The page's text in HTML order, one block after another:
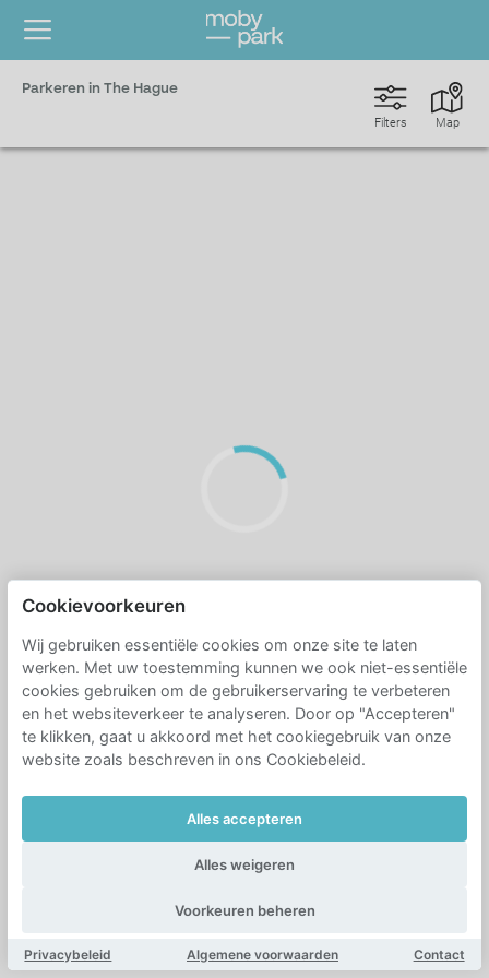
Parkeren in The Hague
Map
Filters
Cookievoorkeuren
Wij gebruiken essentiële cookies om onze site te laten
werken. Met uw toestemming kunnen we ook niet-essentiële
cookies gebruiken om de gebruikerservaring te verbeteren
en het websiteverkeer te analyseren. Door op "Accepteren"
te klikken, gaat u akkoord met het cookiegebruik van onze
website zoals beschreven in ons Cookiebeleid.
Alles accepteren
Alles weigeren
Voorkeuren beheren
Privacybeleid Algemene voorwaarden Contact